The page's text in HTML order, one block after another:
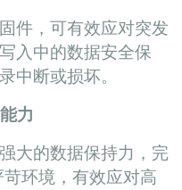
件，可有效应对突发
入中的数据安全保
中断或损坏。
力
大的数据保持力，完
环境，有效应对高